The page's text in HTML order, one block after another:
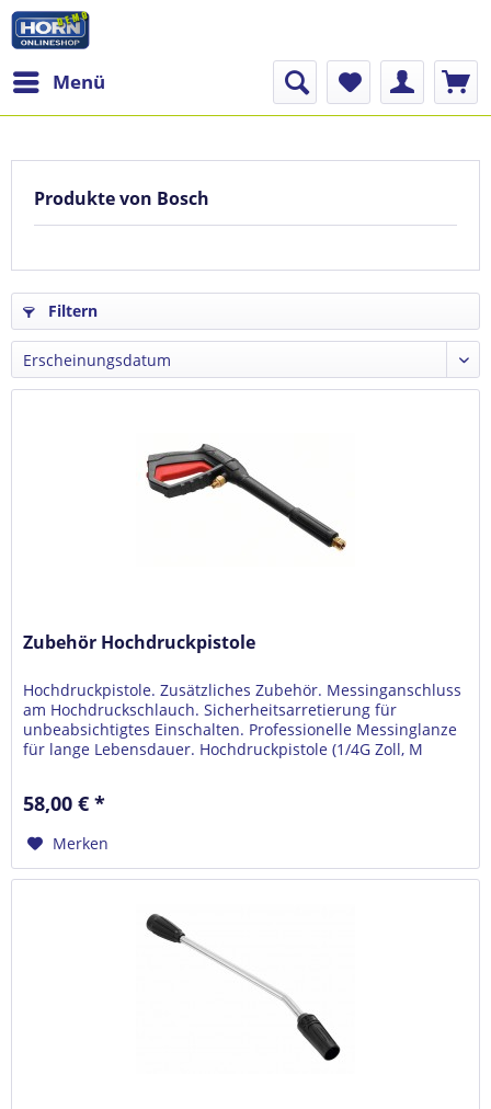
Menü
Produkte von Bosch
Filtern
Zubehör Hochdruckpistole
Hochdruckpistole. Zusätzliches Zubehör. Messinganschluss
am Hochdruckschlauch. Sicherheitsarretierung für
unbeabsichtigtes Einschalten. Professionelle Messinglanze
für lange Lebensdauer. Hochdruckpistole (1/4G Zoll, M
58,00 € *
Merken